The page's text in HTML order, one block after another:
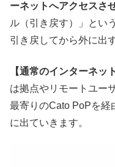
ーネットへアクセスさ
ル（引き戻す）」とい
引き戻してから外に出
【通常のインターネッ
は拠点やリモートユー
最寄りのCato PoPを経
に出ていきます。